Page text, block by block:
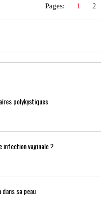
Pages: 1 2
polykystiques
infection vaginale ?
sa peau